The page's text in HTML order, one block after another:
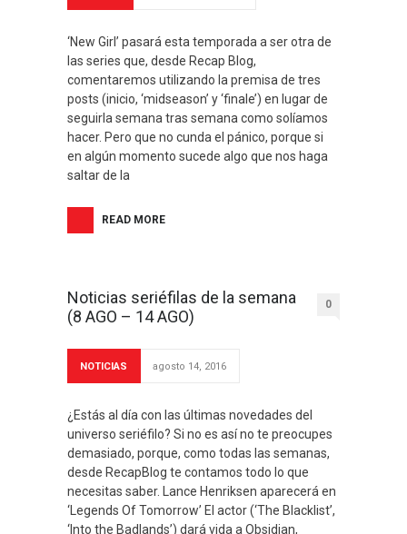
‘New Girl’ pasará esta temporada a ser otra de
las series que, desde Recap Blog,
comentaremos utilizando la premisa de tres
posts (inicio, ‘midseason’ y ‘finale’) en lugar de
seguirla semana tras semana como solíamos
hacer. Pero que no cunda el pánico, porque si
en algún momento sucede algo que nos haga
saltar de la
READ MORE
Noticias seriéfilas de la semana
(8 AGO – 14 AGO)
0
NOTICIAS agosto 14, 2016
¿Estás al día con las últimas novedades del
universo seriéfilo? Si no es así no te preocupes
demasiado, porque, como todas las semanas,
desde RecapBlog te contamos todo lo que
necesitas saber. Lance Henriksen aparecerá en
‘Legends Of Tomorrow’ El actor (‘The Blacklist’,
‘Into the Badlands’) dará vida a Obsidian,